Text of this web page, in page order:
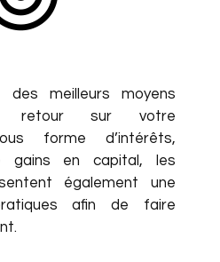
des meilleurs moyens
retour sur votre
forme d’intérêts,
gains en capital, les
également une
afin de faire